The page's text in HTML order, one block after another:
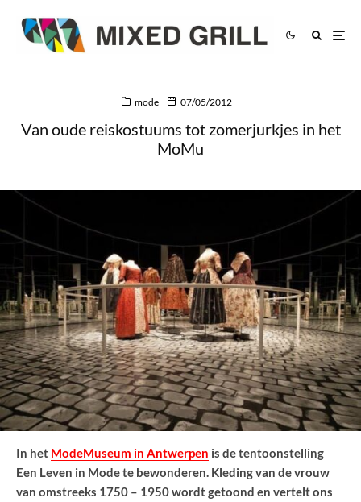
mode 07/05/2012
Van oude reiskostuums tot zomerjurkjes in het
MoMu
In het ModeMuseum in Antwerpen is de tentoonstelling
Een Leven in Mode te bewonderen. Kleding van de vrouw
van omstreeks 1750 – 1950 wordt getoond en vertelt ons